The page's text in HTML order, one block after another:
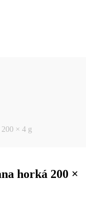
× 4 g
horká 200 ×